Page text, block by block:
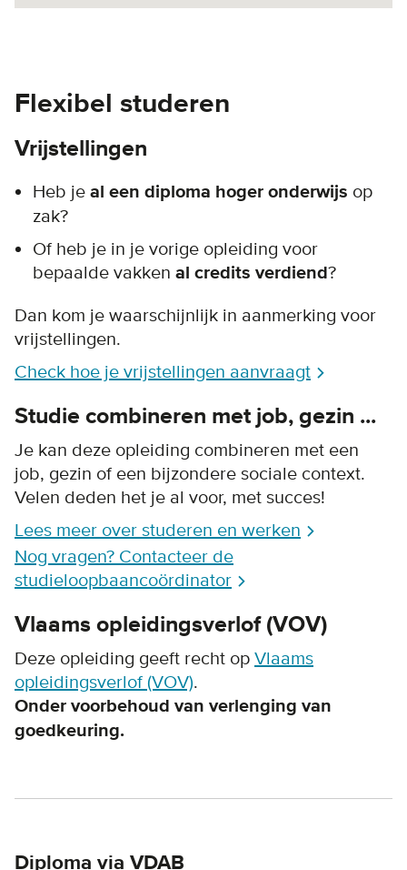
Flexibel studeren
Vrijstellingen
Heb je al een diploma hoger onderwijs op
zak?
Of heb je in je vorige opleiding voor
bepaalde vakken al credits verdiend?
Dan kom je waarschijnlijk in aanmerking voor
vrijstellingen.
Check hoe je vrijstellingen aanvraagt
Studie combineren met job, gezin ...
Je kan deze opleiding combineren met een
job, gezin of een bijzondere sociale context.
Velen deden het je al voor, met succes!
Lees meer over studeren en werken
Nog vragen? Contacteer de
studieloopbaancoördinator
Vlaams opleidingsverlof (VOV)
Deze opleiding geeft recht op Vlaams
opleidingsverlof (VOV).
Onder voorbehoud van verlenging van
goedkeuring.
Diploma via VDAB